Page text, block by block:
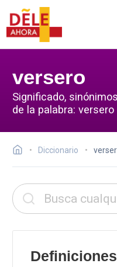
versero
Significado,
de la palabra: versero
Diccionario
Definiciones